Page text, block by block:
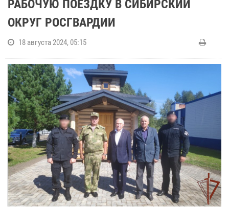
РАБОЧУЮ ПОЕЗДКУ В СИБИРСКИЙ
ОКРУГ РОСГВАРДИИ
18 августа 2024, 05:15